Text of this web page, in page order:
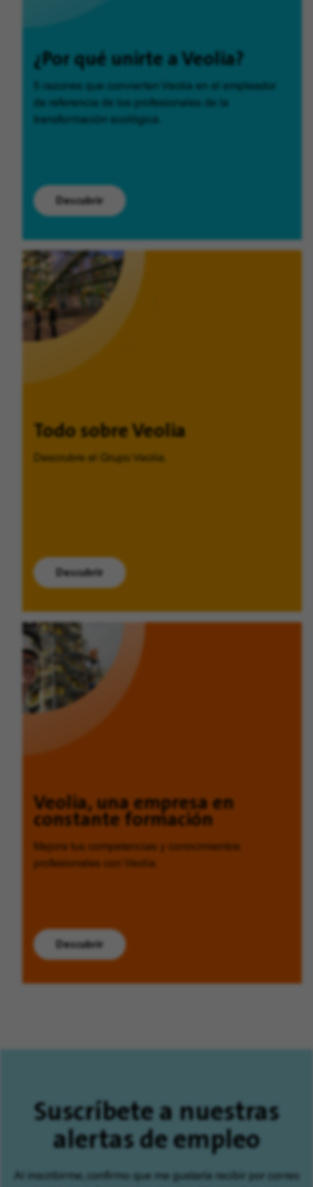
¿Por qué unirte a Veolia?
Descubrir
Todo sobre Veolia
Descrubre el Grupo Veolia.
Descubrir
Veolia, una empresa en
constante formación
Mejora tus competencias y conocimientos
profesionales con Veolia.
Descubrir
Suscríbete a nuestras
alertas de empleo
Al inscribirme, confirmo que me gustaría recibir por correo